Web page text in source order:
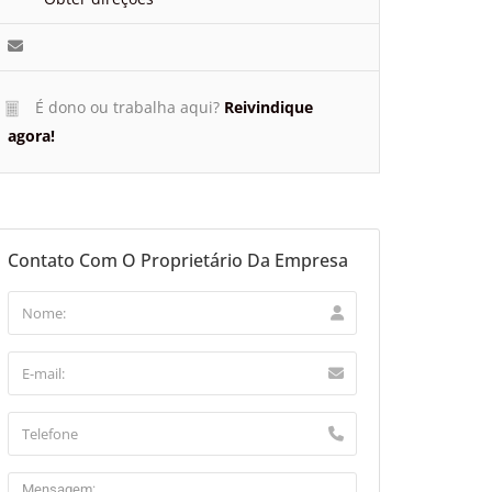
É dono ou trabalha aqui? Reivindique
agora!
Contato Com O Proprietário Da Empresa